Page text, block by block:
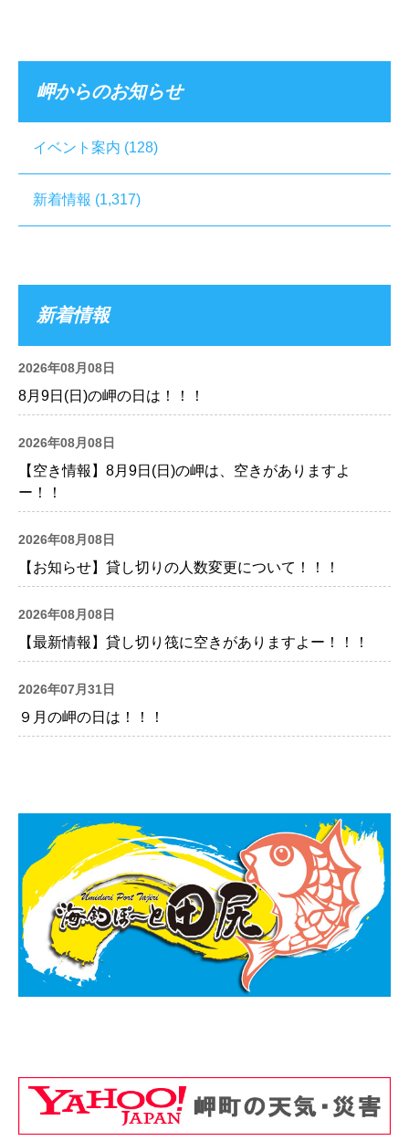
岬からのお知らせ
イベント案内 (128)
新着情報 (1,317)
新着情報
2026年08月08日
8月9日(日)の岬の日は！！！
2026年08月08日
【空き情報】8月9日(日)の岬は、空きがありますよ
ー！！
2026年08月08日
【お知らせ】貸し切りの人数変更について！！！
2026年08月08日
【最新情報】貸し切り筏に空きがありますよー！！！
2026年07月31日
９月の岬の日は！！！